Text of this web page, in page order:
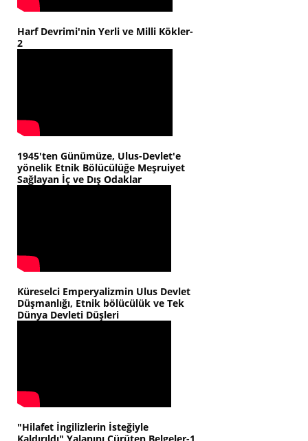
Harf Devrimi'nin Yerli ve Milli Kökler-
2
1945'ten Günümüze, Ulus-Devlet'e
yönelik Etnik Bölücülüğe Meşruiyet
Sağlayan İç ve Dış Odaklar
Küreselci Emperyalizmin Ulus Devlet
Düşmanlığı, Etnik bölücülük ve Tek
Dünya Devleti Düşleri
"Hilafet İngilizlerin İsteğiyle